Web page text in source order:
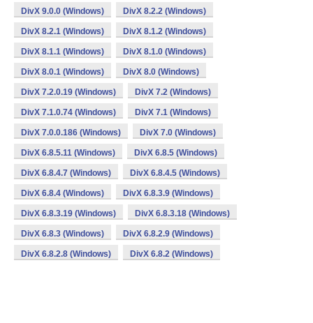
DivX 9.0.0 (Windows) DivX 8.2.2 (Windows)
DivX 8.2.1 (Windows) DivX 8.1.2 (Windows)
DivX 8.1.1 (Windows) DivX 8.1.0 (Windows)
DivX 8.0.1 (Windows) DivX 8.0 (Windows)
DivX 7.2.0.19 (Windows) DivX 7.2 (Windows)
DivX 7.1.0.74 (Windows) DivX 7.1 (Windows)
DivX 7.0.0.186 (Windows) DivX 7.0 (Windows)
DivX 6.8.5.11 (Windows) DivX 6.8.5 (Windows)
DivX 6.8.4.7 (Windows) DivX 6.8.4.5 (Windows)
DivX 6.8.4 (Windows) DivX 6.8.3.9 (Windows)
DivX 6.8.3.19 (Windows) DivX 6.8.3.18 (Windows)
DivX 6.8.3 (Windows) DivX 6.8.2.9 (Windows)
DivX 6.8.2.8 (Windows) DivX 6.8.2 (Windows)